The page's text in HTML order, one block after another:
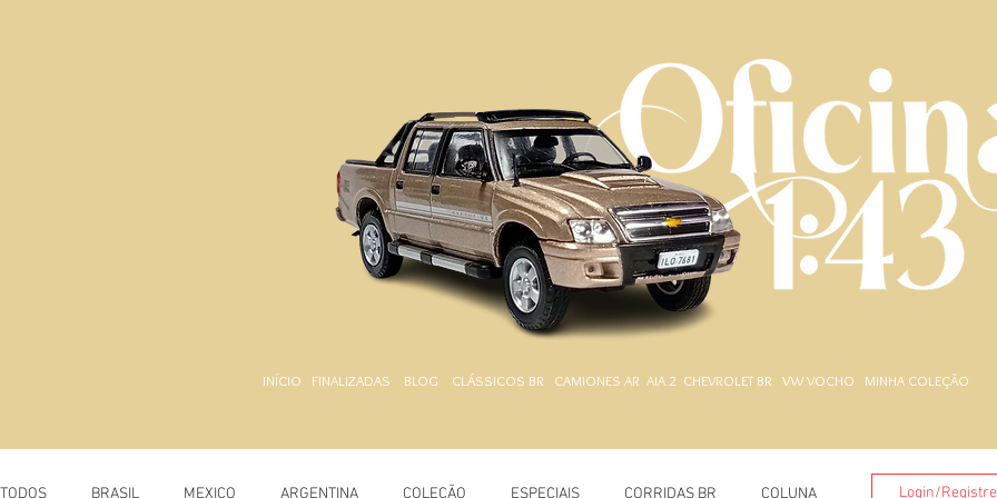
.
INÍCIO FINALIZADAS BLOG CLÁSSICOS BR CAMIONES AR AIA 2 CHEVROLET BR VW VOCHO MINHA COLEÇÃO
TODOS BRASIL MEXICO ARGENTINA COLEÇÃO ESPECIAIS CORRIDAS BR COLUNA Login/